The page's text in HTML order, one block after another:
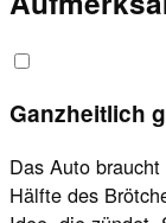
Ganzheitlich
Das Auto
Hälfte des